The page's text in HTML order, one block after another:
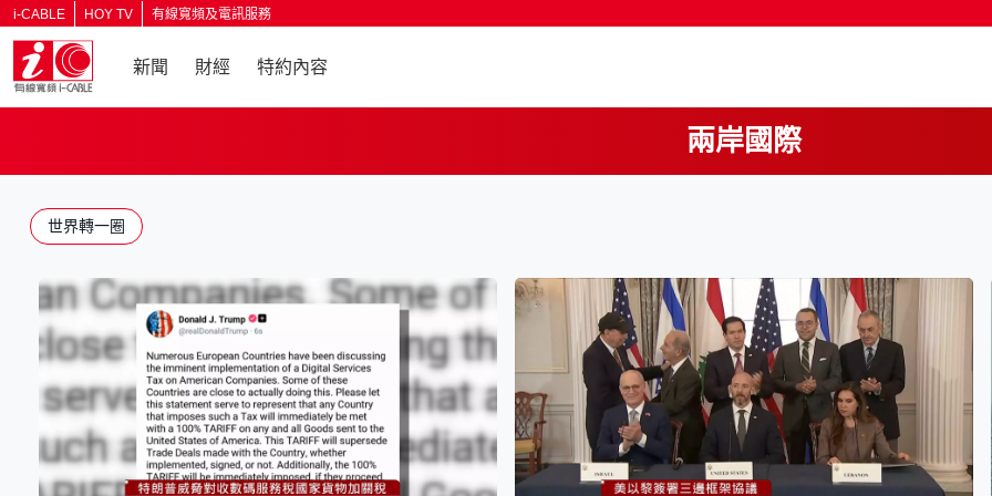
i-CABLE HOY TV 有線寬頻及電訊服務
新聞 財經 特約內容
兩岸國際
世界轉一圈